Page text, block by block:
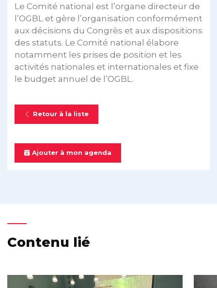
Le Comité national est l’organe directeur de
l’OGBL et gère l’organisation conformément
aux décisions du Congrès et aux dispositions
des statuts. Le Comité national élabore
notamment les prises de position et les
activités nationales et internationales et fixe
le budget annuel de l’OGBL.
Retour à la liste
Ajouter à mon agenda
Contenu lié